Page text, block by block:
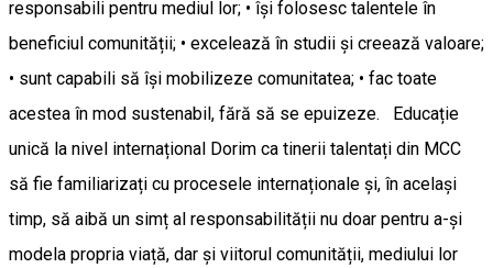
responsabili pentru mediul lor; • își folosesc talentele în
beneficiul comunității; • excelează în studii și creează valoare;
• sunt capabili să își mobilizeze comunitatea; • fac toate
acestea în mod sustenabil, fără să se epuizeze. Educație
unică la nivel internațional Dorim ca tinerii talentați din MCC
să fie familiarizați cu procesele internaționale și, în același
timp, să aibă un simț al responsabilității nu doar pentru a-și
modela propria viață, dar și viitorul comunității, mediului lor